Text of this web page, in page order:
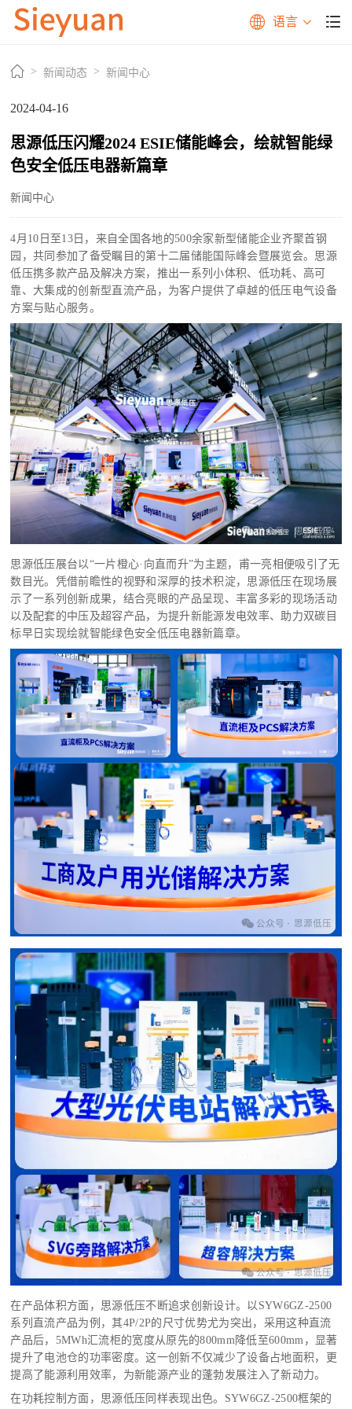
语言
新闻动态 新闻中心
2024-04-16
思源低压闪耀2024 ESIE储能峰会，绘就智能绿
色安全低压电器新篇章
新闻中心
4月10日至13日，来自全国各地的500余家新型储能企业齐聚首钢
园，共同参加了备受瞩目的第十二届储能国际峰会暨展览会。思源
低压携多款产品及解决方案， 推出一系列小体积、低功耗、高可
靠、大集成的创新型直流产品，为客户提供了卓越的低压电气设备
方案与贴心服务。
思源低压展台以 “一片橙心·向直而升”为主题，甫一亮相便吸引了无
数目光。 凭借前瞻性的视野和深厚的技术积淀，思源低压在现场展
示了一系列创新成果，结合亮眼的产品呈现、丰富多彩的现场活动
以及配套的中压及超容产品，为提升新能源发电效率、助力双碳目
标早日实现绘就智能绿色安全低压电器新篇章。
在产品体积方面，思源低压不断追求创新设计。以 SYW6GZ-2500
系列直流产品为例，其4P/2P的尺寸优势尤为突出，采用这种直流
产品后，5MWh汇流柜的宽度从原先的800mm降低至600mm，显著
提升了电池仓的功率密度。这一创新不仅减少了设备占地面积，更
提高了能源利用效率，为新能源产业的蓬勃发展注入了新动力。
在功耗控制方面，思源低压同样表现出色。SYW6GZ-2500框架的